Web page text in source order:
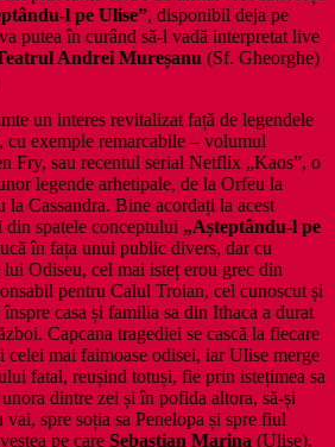
l pe Ulise”, disponibil deja pe
putea în curând să-l vadă interpretat live
Andrei Mureșanu (Sf. Gheorghe)
interes revitalizat față de legendele
exemple remarcabile – volumul
Fry, sau recentul serial Netflix „Kaos”, o
legende arhetipale, de la Orfeu la
la Cassandra. Bine acordați la acest
spatele conceptului „Așteptându-l pe
în fața unui public divers, dar cu
lui Odiseu, cel mai isteț erou grec din
pentru Calul Troian, cel cunoscut și
casa și familia sa din Ithaca a durat
Capcana tragediei se cască la fiecare
celei mai faimoase odisei, iar Ulise merge
fatal, reușind totuși, fie prin istețimea sa
dintre zei și în pofida altora, să-și
spre soția sa Penelopa și spre fiul
pe care Sebastian Marina (Ulise),